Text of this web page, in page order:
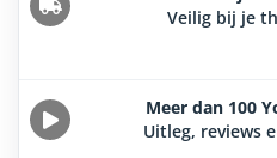
Veilig bij je
Meer dan 100
Uitleg, reviews